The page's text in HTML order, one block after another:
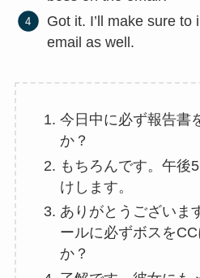
Got it. I’ll make sure to
email as well.
今日中に必ず報告書
か？
もちろんです。午後
けします。
ありがとうございま
ールに必ずボスを
か？